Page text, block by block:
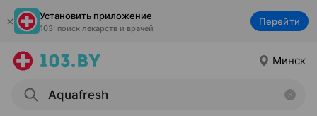
Установить приложение
103: поиск лекарств и врачей
Перейти
Минск